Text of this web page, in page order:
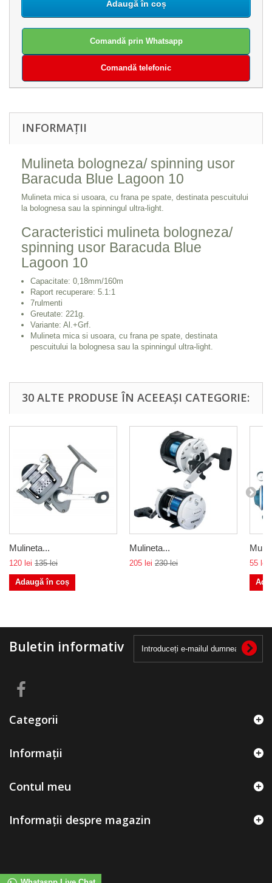
Adaugă în coș
Comandă prin Whatsapp
Comandă telefonic
INFORMAȚII
Mulineta bologneza/ spinning usor
Baracuda Blue Lagoon 10
Mulineta mica si usoara, cu frana pe spate, destinata pescuitului
la bolognesa sau la spinningul ultra-light.
Caracteristici mulineta bologneza/
spinning usor Baracuda Blue
Lagoon 10
Capacitate: 0,18mm/160m
Raport recuperare: 5.1:1
7rulmenti
Greutate: 221g.
Variante: Al.+Grf.
Mulineta mica si usoara, cu frana pe spate, destinata
pescuitului la bolognesa sau la spinningul ultra-light.
30 ALTE PRODUSE ÎN ACEEAȘI CATEGORIE:
Mulineta...
120 lei 135 lei
Adaugă în coș
Mulineta...
205 lei 230 lei 55 lei
Buletin informativ
Categorii
Informații
Contul meu
Informații despre magazin